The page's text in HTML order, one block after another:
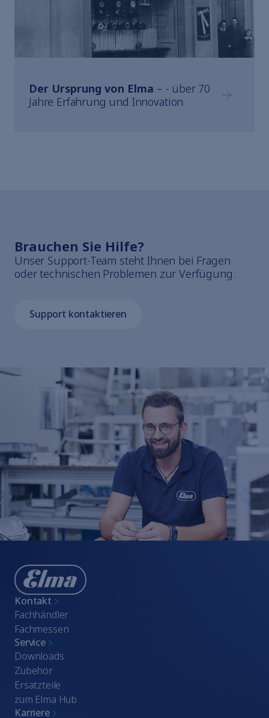
Der Ursprung von Elma – - über 70
Jahre Erfahrung und Innovation
Der
Brauchen Sie Hilfe?
Unser Support-Team steht Ihnen bei Fragen
oder technischen Problemen zur Verfügung.
Support kontaktieren
Kontakt
Fachhändler
Fachmessen
Service
Downloads
Zubehör
Ersatzteile
zum Elma Hub
Karriere